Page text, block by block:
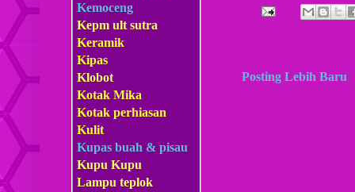
Posting Lebih Baru
Kemoceng
Kepm ult sutra
Keramik
Kipas
Klobot
Kotak Mika
Kotak perhiasan
Kulit
Kupas buah & pisau
Kupu Kupu
Lampu teplok